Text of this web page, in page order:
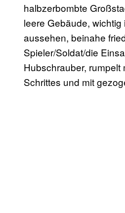
halbzerbombte
leere Gebäude,
aussehen, beinahe
Spieler/Soldat/die
Hubschrauber,
Schrittes und mit